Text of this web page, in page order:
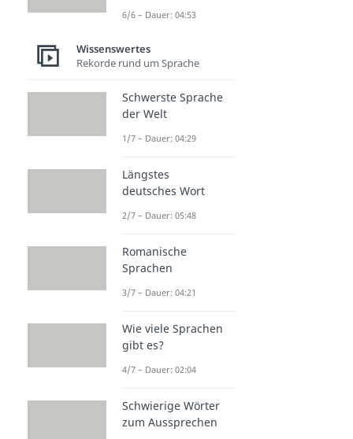
6/6 – Dauer: 04:53
Wissenswertes
Rekorde rund um Sprache
Schwerste Sprache
der Welt
1/7 – Dauer: 04:29
Längstes
deutsches Wort
2/7 – Dauer: 05:48
Romanische
Sprachen
3/7 – Dauer: 04:21
Wie viele Sprachen
gibt es?
4/7 – Dauer: 02:04
Schwierige Wörter
zum Aussprechen